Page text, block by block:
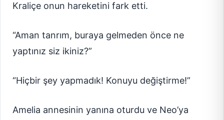
Kraliçe onun hareketini fark etti.
“Aman tanrım, buraya gelmeden önce ne
yaptınız siz ikiniz?”
“Hiçbir şey yapmadık! Konuyu değiştirme!”
Amelia annesinin yanına oturdu ve Neo’ya